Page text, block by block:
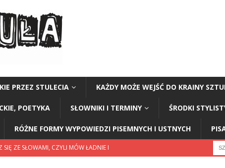
PRZEZ STULECIA KAŻDY MOŻE WEJŚĆ DO KRAINY
POETYKA SŁOWNIKI I TERMINY ŚRODKI
RÓŻNE FORMY WYPOWIEDZI PISEMNYCH I USTNYCH
SIĘ ZE SŁOWAMI, CZYLI MÓW ŁADNIE I